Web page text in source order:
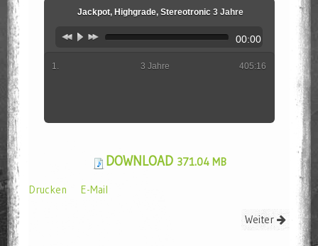
Jackpot, Highgrade, Stereotronic 3 Jahre
00:00
3 Jahre 405:16
DOWNLOAD 371.04 MB
Drucken E-Mail
Weiter